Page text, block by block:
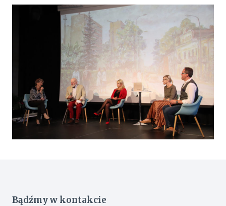
Bądźmy w kontakcie